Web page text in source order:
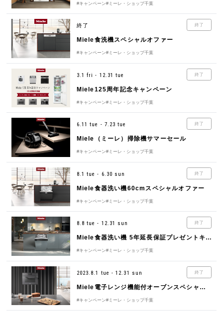
#キャンペーン#ミーレ・ショップ千葉
終了
終了
Miele食洗機スペシャルオファー
#キャンペーン#ミーレ・ショップ千葉
終了
3.1 fri - 12.31 tue
Miele125周年記念キャンペーン
#キャンペーン#ミーレ・ショップ千葉
終了
6.11 tue - 7.23 tue
Miele（ミーレ）掃除機サマーセール
#キャンペーン#ミーレ・ショップ千葉
終了
8.1 tue - 6.30 sun
Miele食器洗い機60cmスペシャルオファー
#キャンペーン#ミーレ・ショップ千葉
終了
8.8 tue - 12.31 sun
Miele食器洗い機 5年延長保証プレゼントキャンペーン
#キャンペーン#ミーレ・ショップ千葉
終了
2023.8.1 tue - 12.31 sun
Miele電子レンジ機能付オーブンスペシャルオファー
#キャンペーン#ミーレ・ショップ千葉